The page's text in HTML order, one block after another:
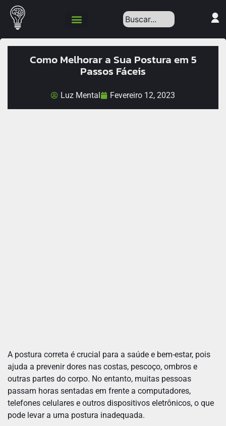
Como Melhorar a Sua Postura em 5
Passos Fáceis
Luz Mental Fevereiro 12, 2023
A postura correta é crucial para a saúde e bem-estar, pois
ajuda a prevenir dores nas costas, pescoço, ombros e
outras partes do corpo. No entanto, muitas pessoas
passam horas sentadas em frente a computadores,
telefones celulares e outros dispositivos eletrônicos, o que
pode levar a uma postura inadequada.